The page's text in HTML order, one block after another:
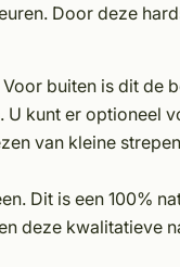
Door deze
buiten is dit de
kunt er optioneel
van kleine
Dit is een 100%
deze kwalitatieve